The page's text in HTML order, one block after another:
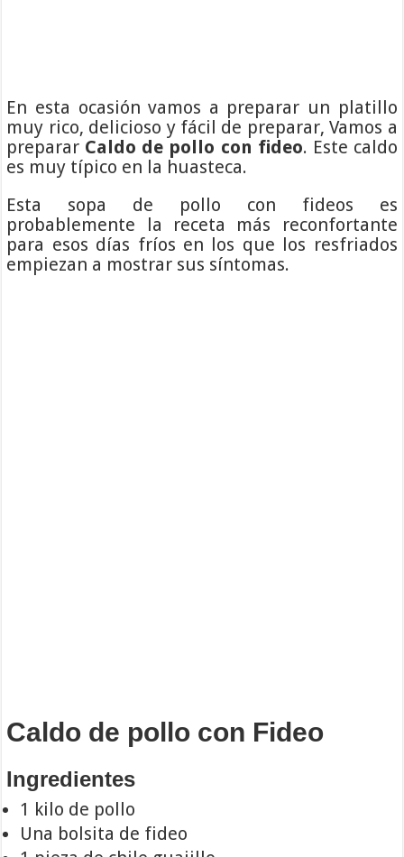
En esta ocasión vamos a preparar un platillo
muy rico, delicioso y fácil de preparar, Vamos a
preparar Caldo de pollo con fideo. Este caldo
es muy típico en la huasteca.
Esta sopa de pollo con fideos es
probablemente la receta más reconfortante
para esos días fríos en los que los resfriados
empiezan a mostrar sus síntomas.
Caldo de pollo con Fideo
Ingredientes
1 kilo de pollo
Una bolsita de fideo